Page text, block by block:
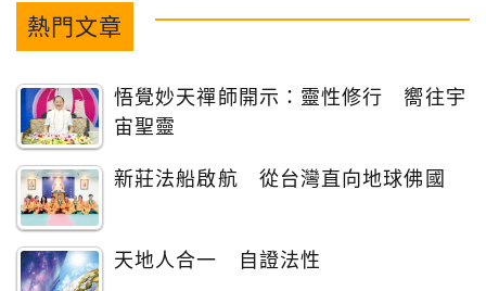
熱門文章
悟覺妙天禪師開示：靈性修行 嚮往宇
宙聖靈
新莊法船啟航 從台灣直向地球佛國
天地人合一 自證法性